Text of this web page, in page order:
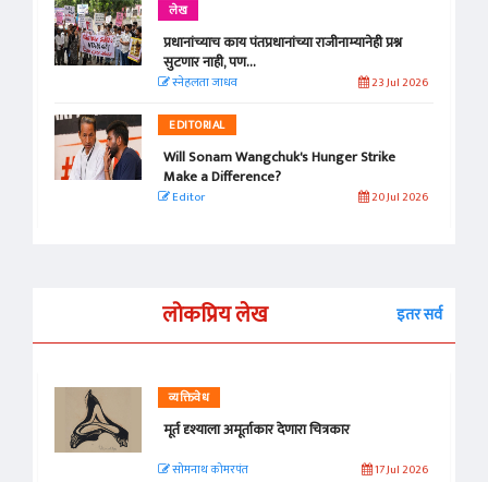
लेख
प्रधानांच्याच काय पंतप्रधानांच्या राजीनाम्यानेही प्रश्न
सुटणार नाही, पण...
स्नेहलता जाधव 23 Jul 2026
EDITORIAL
Will Sonam Wangchuk's Hunger Strike
Make a Difference?
Editor 20 Jul 2026
लोकप्रिय लेख इतर सर्व
व्यक्तिवेध
मूर्त दृश्याला अमूर्ताकार देणारा चित्रकार
सोमनाथ कोमरपंत 17 Jul 2026